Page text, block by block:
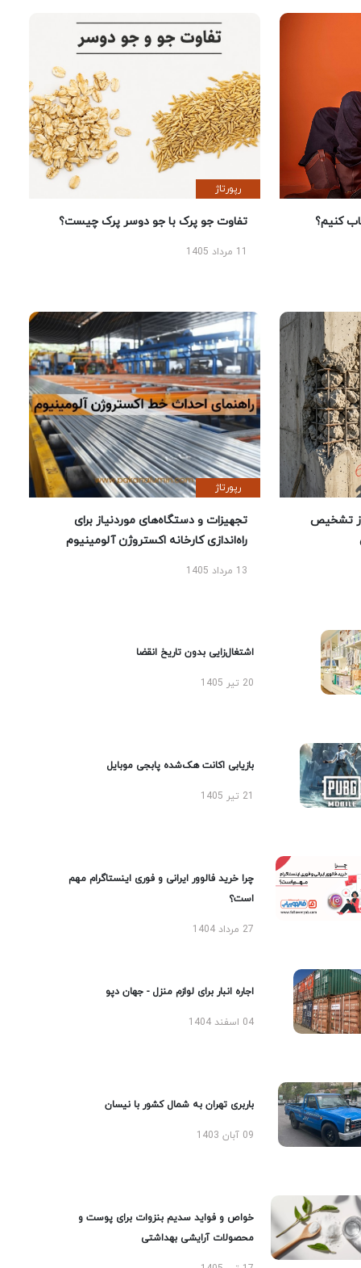
کنیم؟
رپورتاژ
تفاوت جو پرک با جو دوسر پرک چیست؟
تشخیص
رپورتاژ
تجهیزات و دستگاه‌های موردنیاز برای
راه‌اندازی کارخانه اکستروژن آلومینیوم
13 مرداد 1405
اشتغال‌زایی بدون تاریخ انقضا
20 تیر 1405
بازیابی اکانت هک‌شده پابجی موبایل
چرا خرید فالوور ایرانی و فوری اینستاگرام مهم
است؟
27 مرداد 1404
اجاره انبار برای لوازم منزل - جهان دپو
04 اسفند 1404
باربری تهران به شمال کشور با نیسان
09 آبان 1403
خواص و فواید سدیم بنزوات برای پوست و
محصولات آرایشی بهداشتی